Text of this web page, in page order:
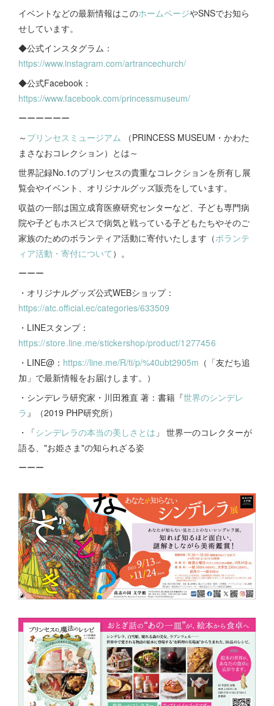
イベントなどの最新情報はこのホームページやSNSでお知ら
せしています。
◆公式インスタグラム：
https://www.instagram.com/artrancechurch/
◆公式Facebook：
https://www.facebook.com/princessmuseum/
ーーーーーー
～ プリンセスミュージアム （PRINCESS MUSEUM・かわた
まさなおコレクション）とは～
世界記録No.1のプリンセスの貴重なコレクションを所有し展
覧会やイベント、オリジナルグッズ販売をしています。
収益の一部は国立成育医療研究センターなど、子ども専門病
院や子どもホスピスで病気と戦っている子どもたちやそのご
家族のためのボランティア活動に寄付いたします（ボランテ
ィア活動・寄付について ）。
ーーー
・オリジナルグッズ公式WEBショップ：
https://atc.official.ec/categories/633509
・LINEスタンプ：
https://store.line.me/stickershop/product/1277456
・LINE@： https://line.me/R/ti/p/%40ubt2905m （「友だち追
加」で最新情報をお届けします。）
・シンデレラ研究家・川田雅直 著：書籍『世界のシンデレ
ラ 』（2019 PHP研究所）
・「シンデレラの本当の美しさとは 」 世界一のコレクターが
語る、"お姫さま"の知られざる姿
ーーー